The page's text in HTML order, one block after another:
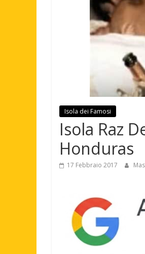
Isola dei Famosi
Isola Raz
Honduras
17 Febbraio 2017